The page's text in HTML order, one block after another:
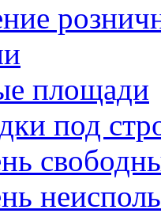
площади
под